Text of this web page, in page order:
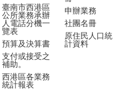
臺南市西港區
公所業務承辦
人電話分機一
覽表
預算及決算書
支付或接受之
補助。
西港區各業務
統計報表
申辦業務
社團名冊
原住民人口統
計資料